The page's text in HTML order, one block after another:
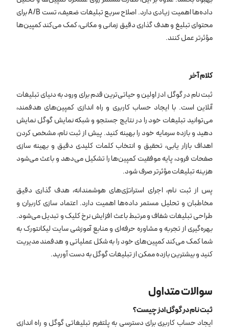
داده‌ها اهمیت زیادی دارد. اصلاح سریع تبلیغات ضعیف، تست A/B برای
محتوای تبلیغ و هدف ‌گذاری دقیق زمانی و مکانی، کمک می‌کند کمپین‌ها
مؤثرتر عمل کنند.
کلام آخر
ثبت نام در گوگل ادز اولین و حیاتی‌ترین قدم برای ورود به دنیای تبلیغات
آنلاین است. با ایجاد حساب کاربری و راه ‌اندازی کمپین‌های هدفمند،
می‌توانید تبلیغات خود را در نتایج جستجو و شبکه نمایش گوگل نمایش
دهید و بازده سرمایه خود را بهینه کنید. پیش از ثبت نام، مشخص کردن
اهداف بازار یابی، تحقیق و انتخاب کلمات کلیدی دقیق و بهینه‌ سازی
صفحات فرود، پایه موفقیت کمپین‌ها را تشکیل می‌دهد و باعث می‌شود
هزینه تبلیغات مؤثرتر صرف شود.
پس از ثبت نام، اجرای استراتژی‌های هوشمندانه، هدف‌ گذاری دقیق
مخاطبان و تحلیل مستمر داده‌ها اهمیت دارد. اعتماد سازی کاربران و
طراحی تبلیغات شفاف و مرتبط باعث افزایش نرخ کلیک و تبدیل می‌شود.
بهره‌گیری از تجربه و مشاوره حرفه‌ای و منابع آموزشی سایت لیکانتورک به
شما کمک می‌کند کمپین‌های خود را به شکل عملیاتی و هدفمند مدیریت
کنید و بیشترین بازده ممکن از تبلیغات گوگل به دست آورید.
سوالات متداول
ثبت نام در گوگل ادز چیست؟
ایجاد حساب کاربری برای دسترسی به پلتفرم تبلیغاتی گوگل و راه ‌اندازی